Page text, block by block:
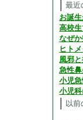
最近
お誕
高校
なぜ
ヒト
風邪
急性
小児
小児
以前